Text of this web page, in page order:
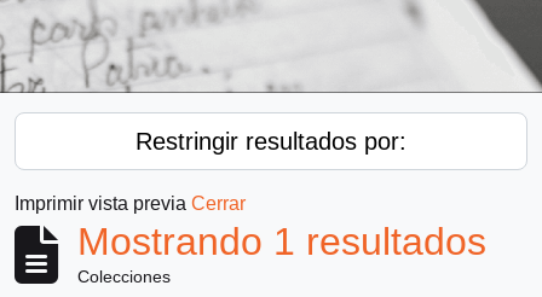
Restringir resultados por:
Imprimir vista previa Cerrar
Mostrando 1 resultados
Colecciones